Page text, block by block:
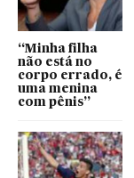
“Minha filha
não está no
corpo errado, é
uma menina
com pênis”